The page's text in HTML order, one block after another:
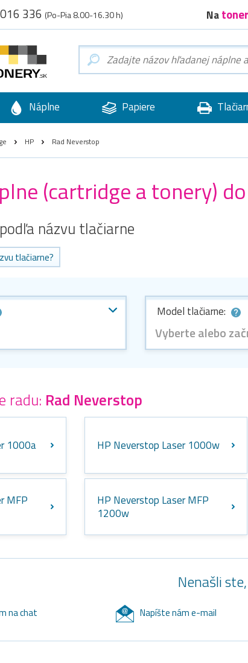
336 (Po-Pia 8.00-16.30 h) Na
Náplne Papiere
HP Rad Neverstop
(cartridge a tonery)
názvu tlačiarne
tlačiarne?
Model tlačiarne:
Vyberte alebo
radu: Rad Neverstop
1000a HP Neverstop Laser 1000w
MFP
HP Neverstop Laser MFP
1200w
Nenašli
na chat Napíšte nám e-mail